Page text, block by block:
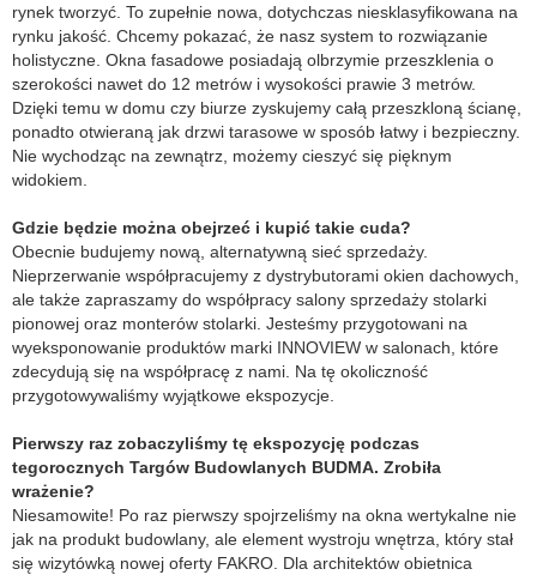
rynek tworzyć. To zupełnie nowa, dotychczas niesklasyfikowana na
rynku jakość. Chcemy pokazać, że nasz system to rozwiązanie
holistyczne. Okna fasadowe posiadają olbrzymie przeszklenia o
szerokości nawet do 12 metrów i wysokości prawie 3 metrów.
Dzięki temu w domu czy biurze zyskujemy całą przeszkloną ścianę,
ponadto otwieraną jak drzwi tarasowe w sposób łatwy i bezpieczny.
Nie wychodząc na zewnątrz, możemy cieszyć się pięknym
widokiem.
Gdzie będzie można obejrzeć i kupić takie cuda?
Obecnie budujemy nową, alternatywną sieć sprzedaży.
Nieprzerwanie współpracujemy z dystrybutorami okien dachowych,
ale także zapraszamy do współpracy salony sprzedaży stolarki
pionowej oraz monterów stolarki. Jesteśmy przygotowani na
wyeksponowanie produktów marki INNOVIEW w salonach, które
zdecydują się na współpracę z nami. Na tę okoliczność
przygotowywaliśmy wyjątkowe ekspozycje.
Pierwszy raz zobaczyliśmy tę ekspozycję podczas
tegorocznych Targów Budowlanych BUDMA. Zrobiła
wrażenie?
Niesamowite! Po raz pierwszy spojrzeliśmy na okna wertykalne nie
jak na produkt budowlany, ale element wystroju wnętrza, który stał
się wizytówką nowej oferty FAKRO. Dla architektów obietnica